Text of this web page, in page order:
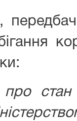
про